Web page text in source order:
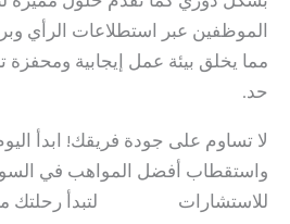
الموظفين عبر استطلاعات الرأي
مما يخلق بيئة عمل إيجابية ومحفزة
حد.
لا تساوم على جودة فريقك! ابدأ
واستقطاب أفضل المواهب في
للاستشارات
لتبدأ رحلتك